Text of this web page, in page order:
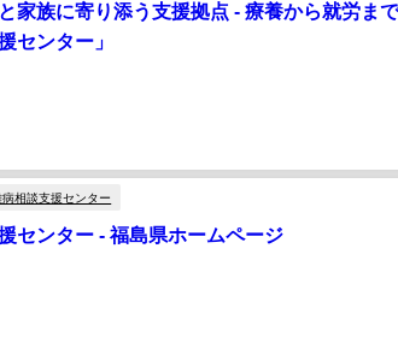
家族に寄り添う支援拠点 - 療養から就労ま
センター」
病相談支援センター
センター - 福島県ホームページ